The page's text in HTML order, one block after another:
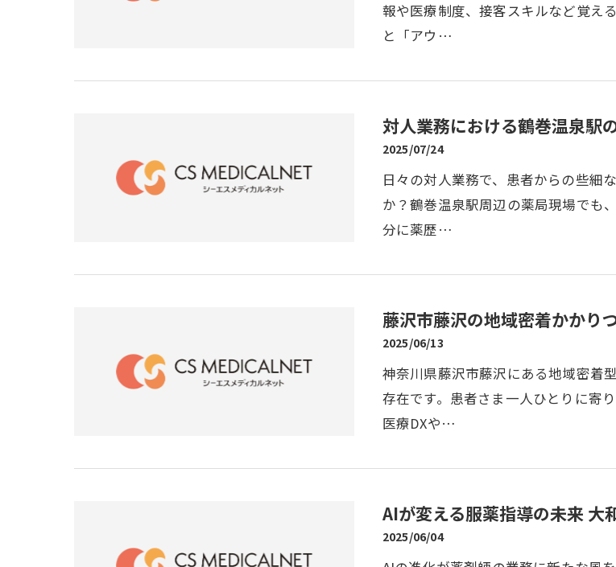
報や医療制度、接客スキルなど覚え
と「アウ…
対人業務における鶴巻温泉駅
2025/07/24
日々の対人業務で、患者からの些細
か？鶴巻温泉駅周辺の薬局現場でも
分に薬歴…
藤沢市藤沢の地域密着かかり
2025/06/13
神奈川県藤沢市藤沢にある地域密着
存在です。患者さま一人ひとりに寄
医療DXや…
AIが変える服薬指導の未来 大
2025/06/04